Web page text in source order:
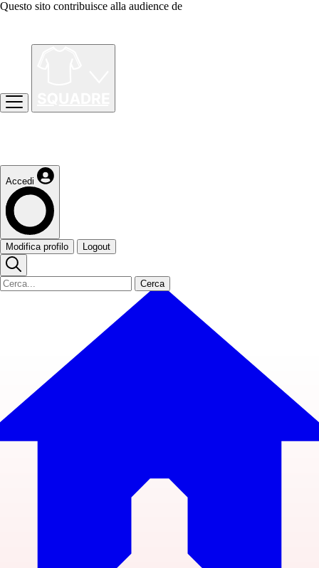
Questo sito contribuisce alla audience de
Accedi
Modifica profilo Logout
Cerca